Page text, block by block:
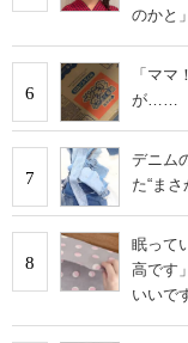
のかと
6
「マ
が……
7
デニム
た“ま
8
眠って
高です
いいで